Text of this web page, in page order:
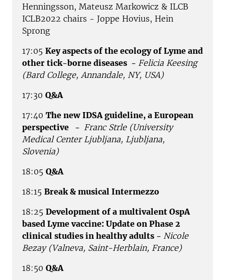
Henningsson, Mateusz Markowicz & ILCB
ICLB2022 chairs - Joppe Hovius, Hein
Sprong
17:05 Key aspects of the ecology of Lyme and
other tick-borne diseases - Felicia Keesing
(Bard College, Annandale, NY, USA)
17:30 Q&A
17:40 The new IDSA guideline, a European
perspective - Franc Strle (University
Medical Center Ljubljana, Ljubljana,
Slovenia)
18:05 Q&A
18:15 Break & musical Intermezzo
18:25 Development of a multivalent OspA
based Lyme vaccine: Update on Phase 2
clinical studies in healthy adults - Nicole
Bezay (Valneva, Saint-Herblain, France)
18:50 Q&A